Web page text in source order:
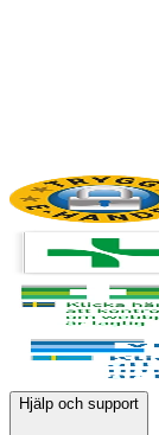
Hjälp och support